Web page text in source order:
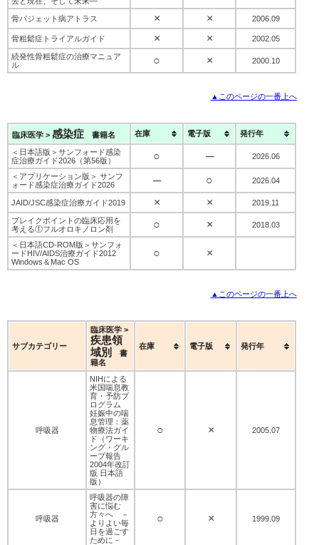
骨パジェット病アトラス × × 2006.09
骨粗鬆症トライアルガイド × × 2002.05
続発性骨粗鬆症の治療マニュア
ル
○ × 2000.10
▲このページの一番上へ
臨床医学 > 感染症 書籍名 在庫 電子版 発行年
＜日本語版＞サンフォード感染
症治療ガイド2026（第56版）
○ ─ 2026.06
＜アプリケーション版＞ サンフ
ォード感染症治療ガイド2026
─ ○ 2026.04
JAID/JSC感染症治療ガイド2019 × × 2019.11
ブレイクポイントの臨床応用を
考える①フルオロキノロン剤
○ × 2018.03
＜日本語CD-ROM版＞サンフォ
ードHIV/AIDS治療ガイド2012
Windows＆Mac OS
○ ×
▲このページの一番上へ
サブカテゴリー
臨床医学 >
疾患領
域別
書
籍名
在庫 電子版 発行年
呼吸器
NIHによる
米国喘息教
育・予防プ
ログラム
妊娠中の喘
息管理：薬
物療法ガイ
ド（ワーキ
ング・グル
ープ報告
2004年改訂
版 日本語
版）
○ × 2005.07
呼吸器
呼吸器の障
害に悩む
方々へ －
よりよい毎
日を過ごす
ために－
○ × 1999.09